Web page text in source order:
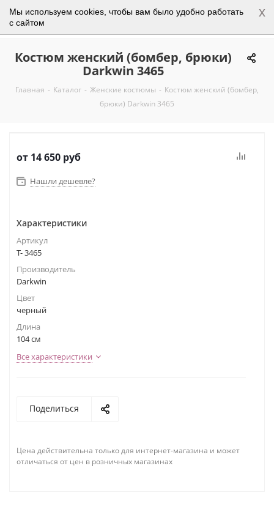
Мы используем cookies, чтобы вам было удобно работать
с сайтом
x
0
Костюм женский (бомбер, брюки)
Darkwin 3465
Главная - Каталог - Женские костюмы - Костюм женский (бомбер,
брюки) Darkwin 3465
от 14 650 руб
Нашли дешевле?
Характеристики
Артикул
Т- 3465
Производитель
Darkwin
Цвет
черный
Длина
104 см
Все характеристики
Поделиться
Цена действительна только для интернет-магазина и может
отличаться от цен в розничных магазинах